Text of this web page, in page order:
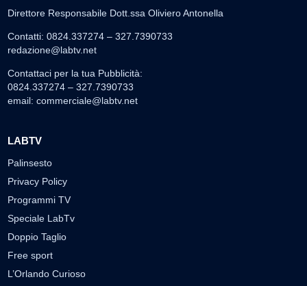
Direttore Responsabile Dott.ssa Oliviero Antonella
Contatti: 0824.337274 – 327.7390733
redazione@labtv.net
Contattaci per la tua Pubblicità:
0824.337274 – 327.7390733
email: commerciale@labtv.net
LABTV
Palinsesto
Privacy Policy
Programmi TV
Speciale LabTv
Doppio Taglio
Free sport
L’Orlando Curioso